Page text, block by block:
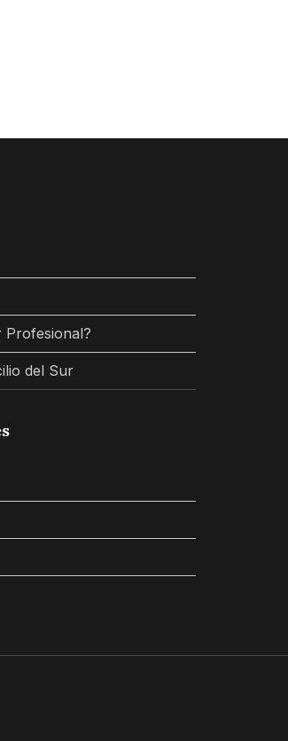
Profesional?
del Sur